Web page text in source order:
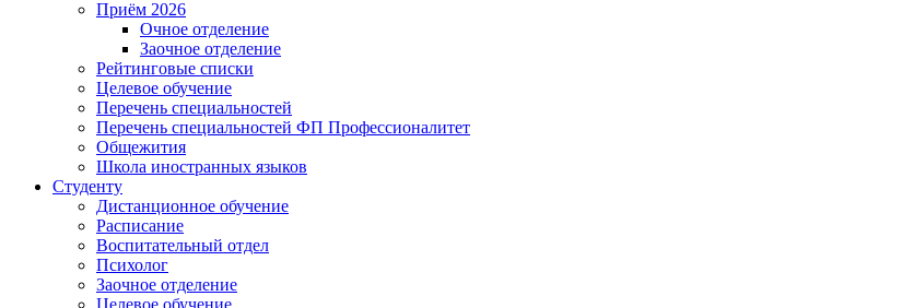
Приём 2026
Очное отделение
Заочное отделение
Рейтинговые списки
Целевое обучение
Перечень специальностей
Перечень специальностей ФП Профессионалитет
Общежития
Школа иностранных языков
Студенту
Дистанционное обучение
Расписание
Воспитательный отдел
Психолог
Заочное отделение
Целевое обучение